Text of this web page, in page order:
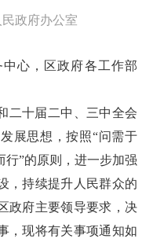
政府办公室
心，区政府各工作部
二十届二中、三中全会
展思想，按照“问需于
行”的原则，进一步加强
，持续提升人民群众的
政府主要领导要求，决
，现将有关事项通知如